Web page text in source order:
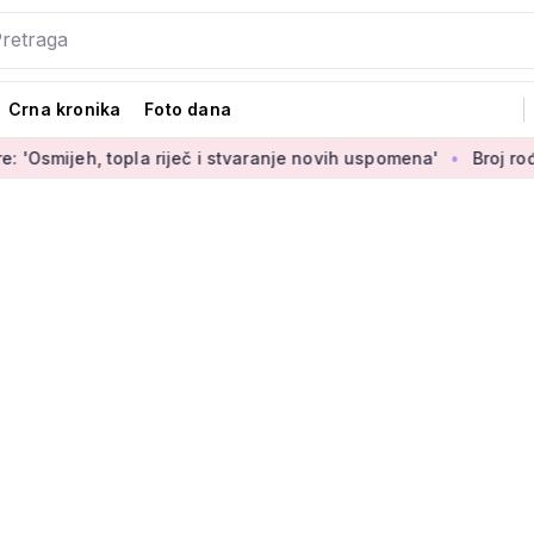
Crna kronika Foto dana
riječ i stvaranje novih uspomena' Broj rođenih raste